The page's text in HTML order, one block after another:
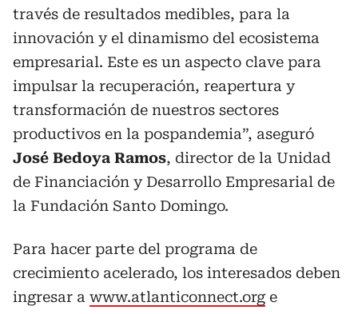
través de resultados medibles, para la
innovación y el dinamismo del ecosistema
empresarial. Este es un aspecto clave para
impulsar la recuperación, reapertura y
transformación de nuestros sectores
productivos en la pospandemia”, aseguró
José Bedoya Ramos, director de la Unidad
de Financiación y Desarrollo Empresarial de
la Fundación Santo Domingo.
Para hacer parte del programa de
crecimiento acelerado, los interesados deben
ingresar a www.atlanticonnect.orge